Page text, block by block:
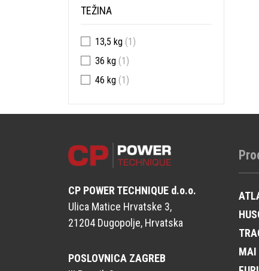
TEŽINA
13,5 kg (1)
36 kg (1)
46 kg (1)
CP POWER TECHNIQUE d.o.o.
Ulica Matice Hrvatske 3,
21204 Dugopolje, Hrvatska
POSLOVNICA ZAGREB
MAI